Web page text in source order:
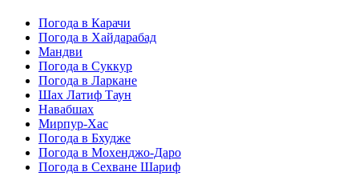
Погода в Карачи
Погода в Хайдарабад
Мандви
Погода в Суккур
Погода в Ларкане
Шах Латиф Таун
Навабшах
Мирпур-Хас
Погода в Бхудже
Погода в Мохенджо-Даро
Погода в Сехване Шариф